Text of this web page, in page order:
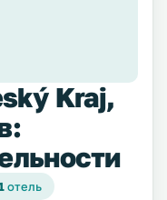
Kraj,
отель